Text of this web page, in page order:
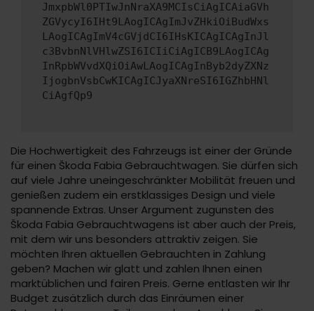
JmxpbWl0PTIwJnNraXA9MCIsCiAgICAiaGVh
ZGVycyI6IHt9LAogICAgImJvZHkiOiBudWxs
LAogICAgImV4cGVjdCI6IHsKICAgICAgInJl
c3BvbnNlVHlwZSI6ICIiCiAgICB9LAogICAg
InRpbWVvdXQiOiAwLAogICAgInByb2dyZXNz
IjogbnVsbCwKICAgICJyaXNreSI6IGZhbHNl
CiAgfQp9
Die Hochwertigkeit des Fahrzeugs ist einer der Gründe
für einen Škoda Fabia Gebrauchtwagen. Sie dürfen sich
auf viele Jahre uneingeschränkter Mobilität freuen und
genießen zudem ein erstklassiges Design und viele
spannende Extras. Unser Argument zugunsten des
Škoda Fabia Gebrauchtwagens ist aber auch der Preis,
mit dem wir uns besonders attraktiv zeigen. Sie
möchten Ihren aktuellen Gebrauchten in Zahlung
geben? Machen wir glatt und zahlen Ihnen einen
marktüblichen und fairen Preis. Gerne entlasten wir Ihr
Budget zusätzlich durch das Einräumen einer